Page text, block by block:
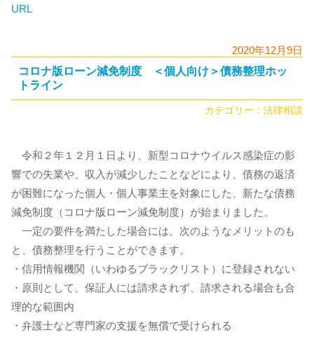
URL
2020年12月9日
コロナ版ローン減免制度 ＜個人向け＞債務整理ホッ
トライン
カテゴリー： 法律相談
令和２年１２月１日より、新型コロナウイルス感染症の影
響での失業や、収入が減少したことなどにより、債務の返済
が困難になった個人・個人事業主を対象にした、新たな債務
減免制度（コロナ版ローン減免制度）が始まりました。
一定の要件を満たした場合には、次のようなメリットのも
と、債務整理を行うことができます。
・信用情報機関（いわゆるブラックリスト）に登録されない
・原則として、保証人には請求されず、請求される場合も合
理的な範囲内
・弁護士など専門家の支援を無償で受けられる